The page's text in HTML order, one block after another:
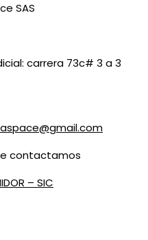
SAS
carrera 73c# 3 a 3
contactamos
– SIC